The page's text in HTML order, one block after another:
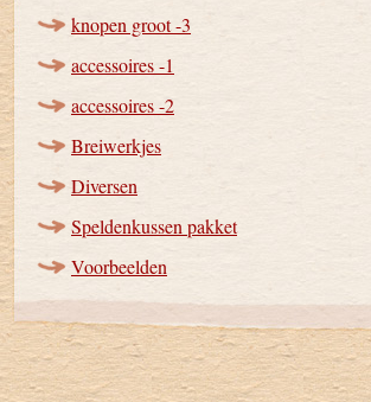
knopen groot -3
accessoires -1
accessoires -2
Breiwerkjes
Diversen
Speldenkussen pakket
Voorbeelden